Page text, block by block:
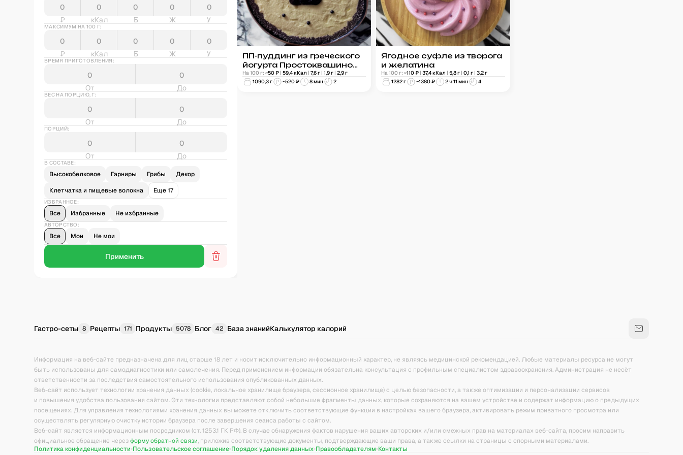
₽ кКал Б Ж У
МАКСИМУМ НА 100 Г:
₽ кКал Б Ж У
ВРЕМЯ ПРИГОТОВЛЕНИЯ:
От До
ВЕС НА ПОРЦИЮ, Г:
От До
ПОРЦИЙ:
От До
В СОСТАВЕ:
Высокобелковое Гарниры Грибы
Декор
Клетчатка и пищевые волокна
Еще 17
ИЗБРАННОЕ:
Все Избранные Не избранные
АВТОРСТВО:
Все Мои Не мои
ПП-пуддинг из греческого
йогурта Простоквашино
армянская дыня
На 100 г: ~50₽ | 59,4кКал | 7,6г | 1,9г | 2,9г
1090,3г ~520₽ 8 мин 2
Ягодное суфле из творога
и желатина
На 100 г: ~110₽ | 37,4кКал | 5,8г | 0,1 г | 3,2г
1282г ~1380₽ 2 ч 11 мин 4
Гастро-сеты 8 Рецепты 171 Продукты 5078 Блог 42 База знанийКалькулятор калорий
Информация на веб-сайте предназначена для лиц старше 18 лет и носит исключительно информационный характер, не являясь медицинской рекомендацией. Любые материалы ресурса не могут
быть использованы для самодиагностики или самолечения. Перед применением информации обязательна консультация с профильным специалистом здравоохранения. Администрация не несёт
ответственности за последствия самостоятельного использования опубликованных данных.
Веб-сайт использует технологии хранения данных (cookie, локальное хранилище браузера, сессионное хранилище) с целью безопасности, а также оптимизации и персонализации сервисов
и повышения удобства пользования сайтом. Эти технологии представляют собой небольшие фрагменты данных, которые сохраняются на вашем устройстве и содержат информацию о предыдущих
посещениях. Для управления технологиями хранения данных вы можете отключить соответствующие функции в настройках вашего браузера, активировать режим приватного просмотра или
осуществлять регулярную очистку истории браузера после завершения сеанса работы с сайтом.
Веб-сайт является информационным посредником (ст. 1253.1 ГК РФ). В случае обнаружения фактов нарушения ваших авторских и/или смежных прав на материалах веб-сайта, просим направить
официальное обращение через форму обратной связи, приложив соответствующие документы, подтверждающие ваши права, а также ссылки на страницы с спорными материалами.
Политика конфиденциальности Пользовательское соглашение Порядок удаления данных Правообладателям Контакты